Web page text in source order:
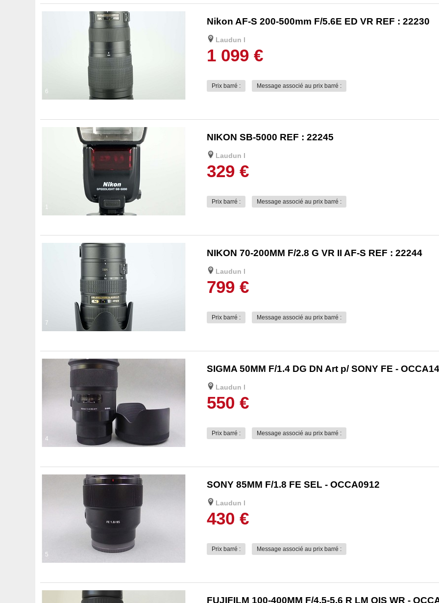
Nikon AF-S 200-500mm F/5.6E ED VR REF : 22230
Laudun l
1 099 €
Prix barré : Message associé au prix barré :
6
NIKON SB-5000 REF : 22245
Laudun l
329 €
Prix barré : Message associé au prix barré :
1
NIKON 70-200MM F/2.8 G VR II AF-S REF : 22244
Laudun l
799 €
Prix barré : Message associé au prix barré :
7
SIGMA 50MM F/1.4 DG DN Art p/ SONY FE -
Laudun l
550 €
Prix barré : Message associé au prix barré :
4
SONY 85MM F/1.8 FE SEL - OCCA0912
Laudun l
430 €
Prix barré : Message associé au prix barré :
5
FUJIFILM 100-400MM F/4.5-5.6 R LM OIS WR -